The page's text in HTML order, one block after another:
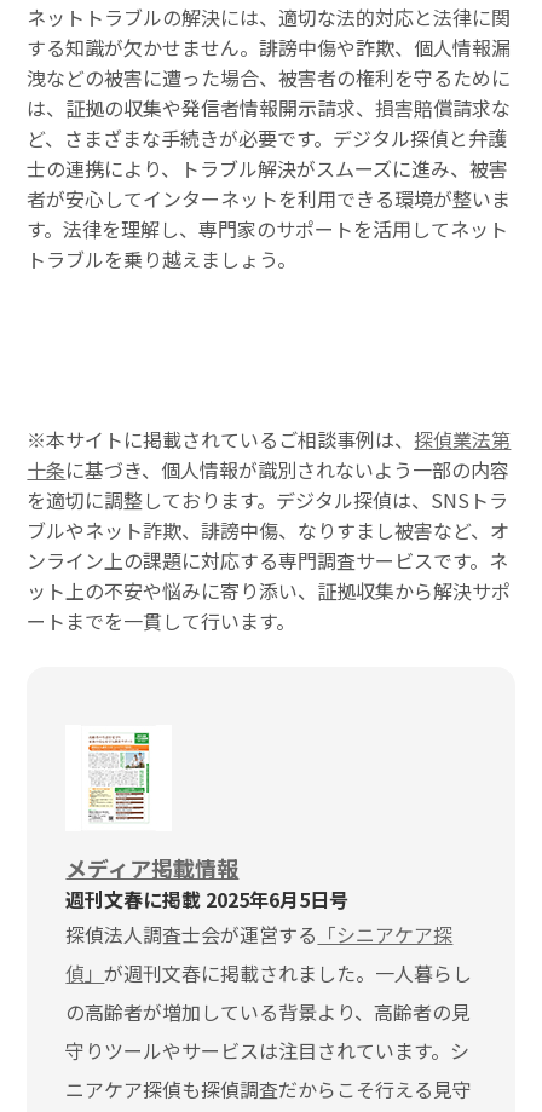
ネットトラブルの解決には、適切な法的対応と法律に関
する知識が欠かせません。誹謗中傷や詐欺、個人情報漏
洩などの被害に遭った場合、被害者の権利を守るために
は、証拠の収集や発信者情報開示請求、損害賠償請求な
ど、さまざまな手続きが必要です。デジタル探偵と弁護
士の連携により、トラブル解決がスムーズに進み、被害
者が安心してインターネットを利用できる環境が整いま
す。法律を理解し、専門家のサポートを活用してネット
トラブルを乗り越えましょう。
※本サイトに掲載されているご相談事例は、探偵業法第
十条に基づき、個人情報が識別されないよう一部の内容
を適切に調整しております。デジタル探偵は、SNSトラ
ブルやネット詐欺、誹謗中傷、なりすまし被害など、オ
ンライン上の課題に対応する専門調査サービスです。ネ
ット上の不安や悩みに寄り添い、証拠収集から解決サポ
ートまでを一貫して行います。
メディア掲載情報
週刊文春に掲載 2025年6月5日号
探偵法人調査士会が運営する 「シニアケア探
偵」が週刊文春に掲載されました。一人暮らし
の高齢者が増加している背景より、高齢者の見
守りツールやサービスは注目されています。シ
ニアケア探偵も探偵調査だからこそ行える見守